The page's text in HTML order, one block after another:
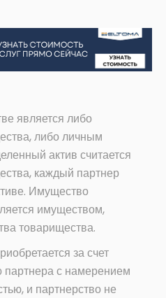
является либо
либо личным
актив считается
каждый партнер
Имущество
имуществом,
товарищества.
за счет
партнера с намерением
и партнерство не